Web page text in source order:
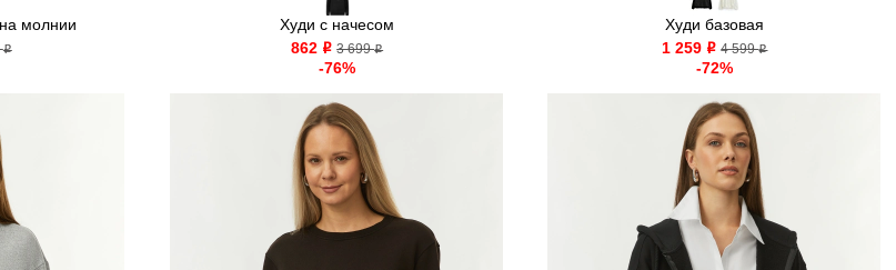
молнии
o
Худи с начесом
862 o 3 699o
-76%
Худи базовая
1 259 o 4 599o
-72%